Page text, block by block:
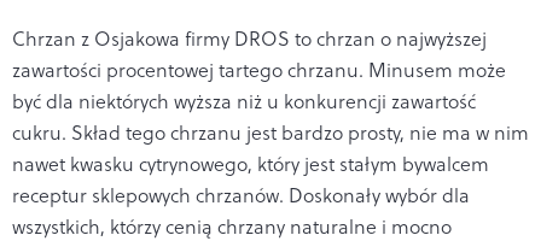
Chrzan z Osjakowa firmy DROS to chrzan o najwyższej
zawartości procentowej tartego chrzanu. Minusem może
być dla niektórych wyższa niż u konkurencji zawartość
cukru. Skład tego chrzanu jest bardzo prosty, nie ma w nim
nawet kwasku cytrynowego, który jest stałym bywalcem
receptur sklepowych chrzanów. Doskonały wybór dla
wszystkich, którzy cenią chrzany naturalne i mocno